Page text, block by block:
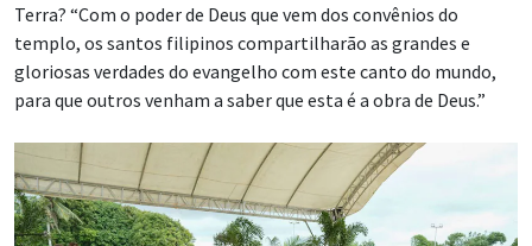
Terra? “Com o poder de Deus que vem dos convênios do
templo, os santos filipinos compartilharão as grandes e
gloriosas verdades do evangelho com este canto do mundo,
para que outros venham a saber que esta é a obra de Deus.”